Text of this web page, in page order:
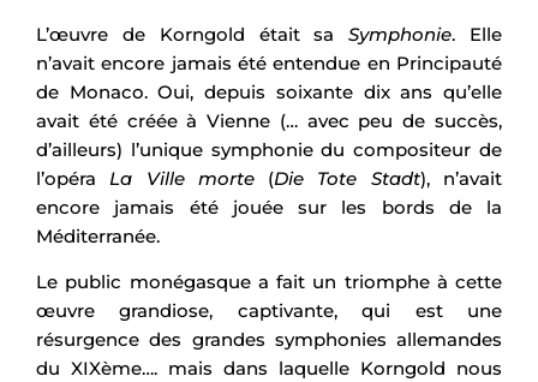
L’œuvre de Korngold était saSymphonie. Elle
n’avait encore jamais été entendue en Principauté
de Monaco. Oui, depuis soixante dix ans qu’elle
avait été créée à Vienne (… avec peu de succès,
d’ailleurs) l’unique symphonie du compositeur de
l’opéraLa Ville morte(Die Tote Stadt), n’avait
encore jamais été jouée sur les bords de la
Méditerranée.
Le public monégasque a fait un triomphe à cette
œuvre grandiose, captivante, qui est une
résurgence des grandes symphonies allemandes
du XIXème…. mais dans laquelle Korngold nous